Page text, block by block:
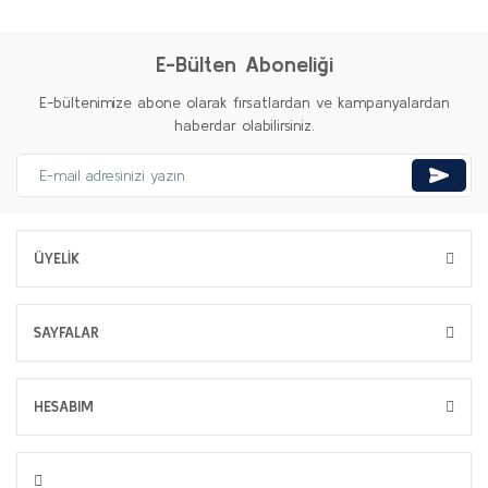
E-Bülten Aboneliği
E-bültenimize abone olarak fırsatlardan ve kampanyalardan
haberdar olabilirsiniz.
ÜYELİK
SAYFALAR
HESABIM